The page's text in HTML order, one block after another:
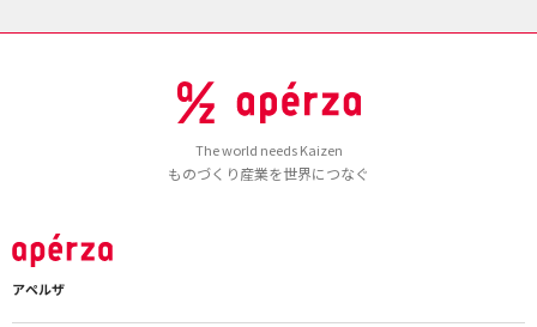
The world needs Kaizen
ものづくり産業を世界につなぐ
アペルザ